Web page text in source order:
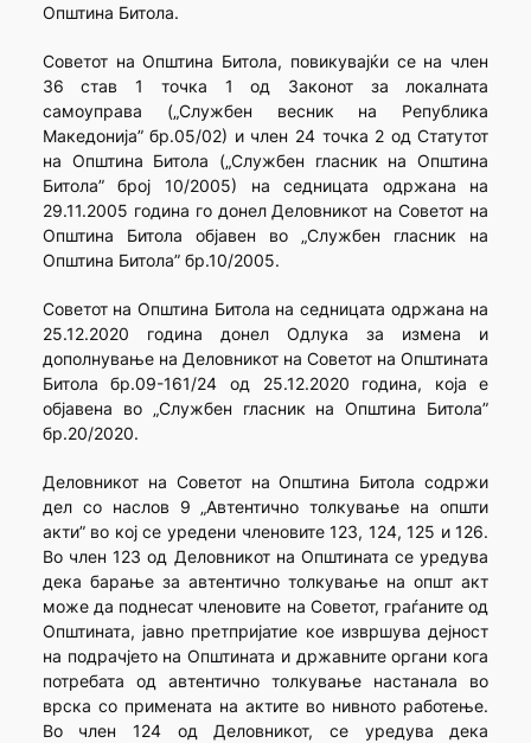
Општина Битола.
Советот на Општина Битола, повикувајќи се на член
36 став 1 точка 1 од Законот за локалната
самоуправа („Службен весник на Република
Македонија” бр.05/02) и член 24 точка 2 од Статутот
на Општина Битола („Службен гласник на Општина
Битола” број 10/2005) на седницата одржана на
29.11.2005 година го донел Деловникот на Советот на
Општина Битола објавен во „Службен гласник на
Општина Битола” бр.10/2005.
Советот на Општина Битола на седницата одржана на
25.12.2020 година донел Одлука за измена и
дополнување на Деловникот на Советот на Општината
Битола бр.09-161/24 од 25.12.2020 година, која е
објавена во „Службен гласник на Општина Битола”
бр.20/2020.
Деловникот на Советот на Општина Битола содржи
дел со наслов 9 „Автентично толкување на општи
акти” во кој се уредени членовите 123, 124, 125 и 126.
Во член 123 од Деловникот на Општината се уредува
дека барање за автентично толкување на општ акт
може да поднесат членовите на Советот, граѓаните од
Општината, јавно претпријатие кое извршува дејност
на подрачјето на Општината и државните органи кога
потребата од автентично толкување настанала во
врска со примената на актите во нивното работење.
Во член 124 од Деловникот, се уредува дека